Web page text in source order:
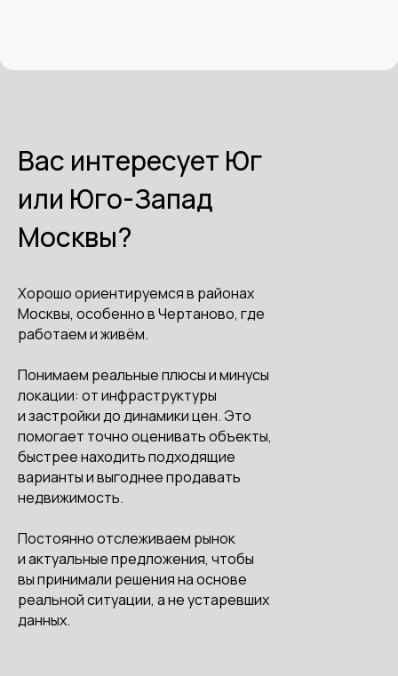
Вас интересует Юг
или Юго-Запад
Москвы?
Хорошо ориентируемся в районах
Москвы, особенно в Чертаново, где
работаем и живём.
Понимаем реальные плюсы и минусы
локации: от инфраструктуры
и застройки до динамики цен. Это
помогает точно оценивать объекты,
быстрее находить подходящие
варианты и выгоднее продавать
недвижимость.
Постоянно отслеживаем рынок
и актуальные предложения, чтобы
вы принимали решения на основе
реальной ситуации, а не устаревших
данных.